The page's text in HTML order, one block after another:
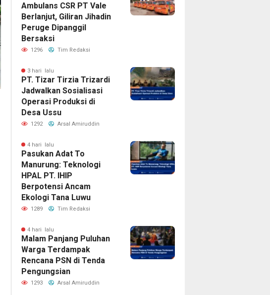
Ambulans CSR PT Vale
Berlanjut, Giliran Jihadin
Peruge Dipanggil
Bersaksi
1296 Tim Redaksi
3 hari lalu
PT. Tizar Tirzia Trizardi
Jadwalkan Sosialisasi
Operasi Produksi di
Desa Ussu
1292 Arsal Amiruddin
4 hari lalu
Pasukan Adat To
Manurung: Teknologi
HPAL PT. IHIP
Berpotensi Ancam
Ekologi Tana Luwu
1289 Tim Redaksi
4 hari lalu
Malam Panjang Puluhan
Warga Terdampak
Rencana PSN di Tenda
Pengungsian
1293 Arsal Amiruddin